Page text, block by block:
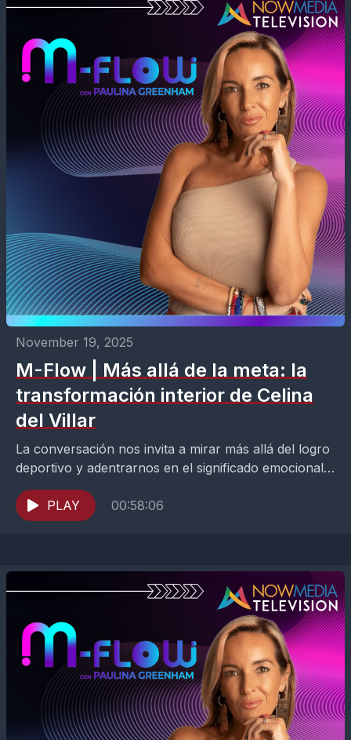
November 19, 2025
M-Flow | Más allá de la meta: la
transformación interior de Celina
del Villar
La conversación nos invita a mirar más allá del logro
deportivo y adentrarnos en el significado emocional y
mental que tuvo para ella completar...
PLAY
00:58:06